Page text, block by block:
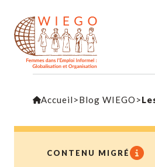
Accueil >Blog WIEGO >
CONTENU MIGRÉ